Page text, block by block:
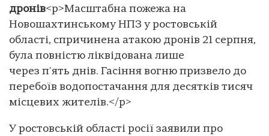
дронів<p>Масштабна пожежа на
Новошахтинському НПЗ у ростовській
області, спричинена атакою дронів 21 серпня,
була повністю ліквідована лише
через п'ять днів. Гасіння вогню призвело до
перебоїв водопостачання для десятків тисяч
місцевих жителів.</p>
У ростовській області росії заявили про